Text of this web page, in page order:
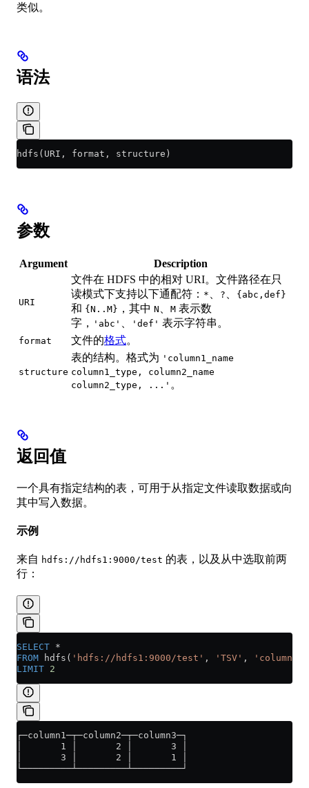
类似。
语法
hdfs(URI, format, structure)
参数
Argument Description
URI
文件在 HDFS 中的相对 URI。文件路径在只
读模式下支持以下通配符： * ? {abc,def}
和 {N..M} ，其中 N M 表示数
字，
'abc' 'def' 表示字符串。
format 文件的格式。
structure
表的结构。格式为 'column1_name
column1_type, column2_name
column2_type, ...' 。
返回值
一个具有指定结构的表，可用于从指定文件读取数据或向
其中写入数据。
示例
来自 hdfs://hdfs1:9000/test 的表，以及从中选取前两
行：
SELECT *
FROM hdfs( 'hdfs://hdfs1:9000/test' , 'TSV' ,
'column1
LIMIT 2
┌─column1─┬─column2─┬─column3─┐
│       1 │       2 │       3 │
│       3 │       2 │       1 │
└─────────┴─────────┴─────────┘